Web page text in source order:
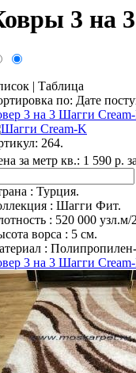
3 на
| Таблица
по: Дате
3 на 3 Шагги
264.
за метр кв.: 1 590 р.
: Турция.
: Шагги Фит.
: 520 000 узл.м/
ворса : 5 см.
:
3 на 3 Шагги